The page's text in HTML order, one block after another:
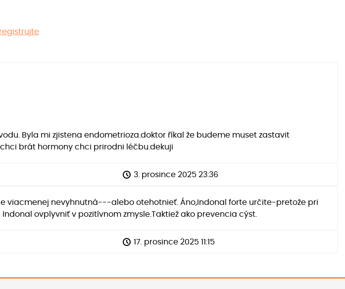
Byla mi zjistena endometrioza.doktor říkal že budeme muset zastavit
brát hormony chci prirodni léčbu.dekuji
3. prosince 2025 23:36
viacmenej nevyhnutná---alebo otehotnieť. Áno,Indonal forte určite-pretože pri
ovplyvniť v pozitívnom zmysle.Taktiež ako prevencia cýst.
17. prosince 2025 11:15